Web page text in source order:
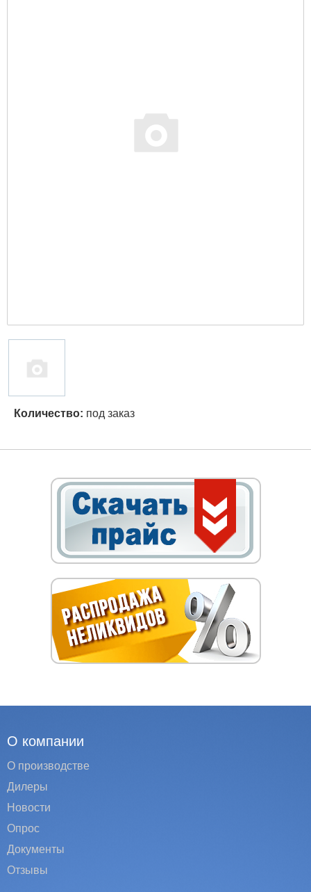
Количество: под заказ
О компании
О производстве
Дилеры
Новости
Опрос
Документы
Отзывы